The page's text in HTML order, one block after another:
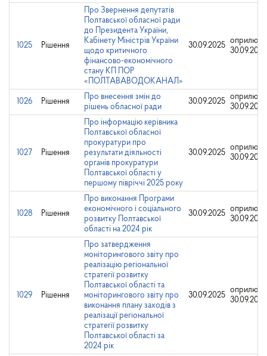
1025 Рішення
Про Звернення депутатів
Полтавської обласної ради
до Президента України,
Кабінету Міністрів України
щодо критичного
фінансово-економічного
стану КП ПОР
«ПОЛТАВАВОДОКАНАЛ»
30.09.2025
30.09.2025
1026 Рішення
Про внесення змін до
рішень обласної ради
30.09.2025
30.09.2025
1027 Рішення
Про інформацію керівника
Полтавської обласної
прокуратури про
результати діяльності
органів прокуратури
Полтавської області у
першому півріччі 2025 року
30.09.2025
30.09.2025
1028 Рішення
Про виконання Програми
економічного і соціального
розвитку Полтавської
області на 2024 рік
30.09.2025
30.09.2025
1029 Рішення
Про затвердження
моніторингового звіту про
реалізацію регіональної
стратегії розвитку
Полтавської області та
моніторингового звіту про
виконання плану заходів з
реалізації регіональної
стратегії розвитку
Полтавської області за
2024 рік
30.09.2025
30.09.2025